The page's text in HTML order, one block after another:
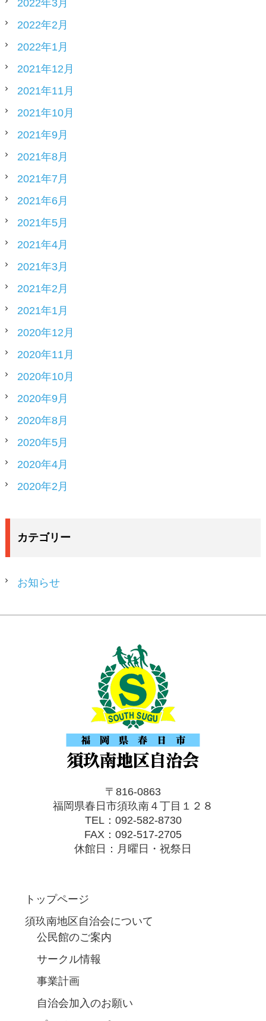
2022年3月
2022年2月
2022年1月
2021年12月
2021年11月
2021年10月
2021年9月
2021年8月
2021年7月
2021年6月
2021年5月
2021年4月
2021年3月
2021年2月
2021年1月
2020年12月
2020年11月
2020年10月
2020年9月
2020年8月
2020年5月
2020年4月
2020年2月
カテゴリー
お知らせ
〒816-0863
福岡県春日市須玖南４丁目１２８
TEL：092-582-8730
FAX：092-517-2705
休館日：月曜日・祝祭日
トップページ
須玖南地区自治会について
公民館のご案内
サークル情報
事業計画
自治会加入のお願い